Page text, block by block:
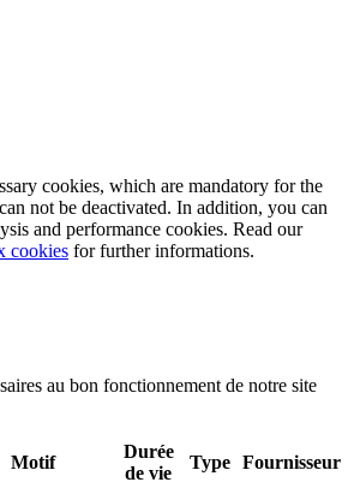
cookies, which are mandatory for the
not be deactivated. In addition, you can
and performance cookies. Read our
cookies for further informations.
au bon fonctionnement de notre site
Motif
Durée
de vie
Type Fournisseur